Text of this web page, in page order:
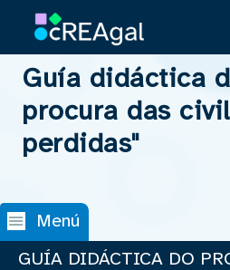
Guía didáctica
procura das
perdidas"
Menú
GUÍA DIDÁCTICA DO